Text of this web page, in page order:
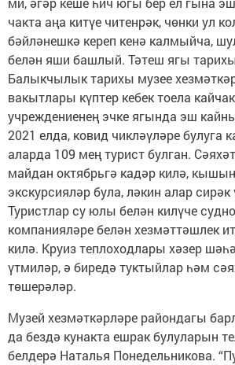
чакта аңа китүе читенрәк, чөнки ул
бәйләнешкә кереп кенә калмыйча,
белән яши башлый. Тәтеш ягы
Балыкчылык тарихы музее
вакытлары күптер кебек тоела
учреждениенең эчке ягында эш
2021 елда, ковид чикләүләре булуга
аларда 109 мең турист булган.
майдан октябрьгә кадәр килә,
экскурсияләр була, ләкин алар сирәк
Туристлар су юлы белән килүче
компанияләре белән хезмәттәшлек
килә. Круиз теплоходлары хәзер
үтмиләр, ә биредә туктыйлар һәм
төшерәләр.
Музей хезмәткәрләре райондагы
да бездә кунакта ешрак булуларын
белдерә Наталья Понедельникова.